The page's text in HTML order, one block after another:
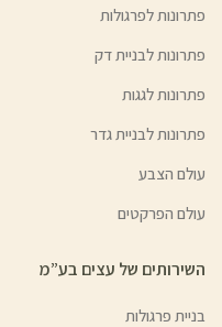
פתרונות לפרגולות
פתרונות לבניית דק
פתרונות לגגות
פתרונות לבניית גדר
עולם הצבע
עולם הפרקטים
השירותים של עצים בע”מ
בניית פרגולות